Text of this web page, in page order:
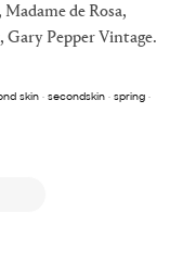
de Rosa,
Pepper Vintage.
skin · secondskin · spring ·